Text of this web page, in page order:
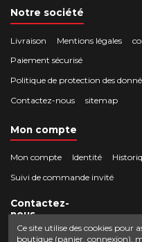
Notre société
Livraison Mentions légales
Paiement sécurisé
Politique de protection des
Contactez-nous
sitemap
Mon compte
Mon compte Identité
Suivi de commande invité
Contactez-
nous
Crocbois-motoculture.com
Ce site utilise des cookies pour
boutique (panier, connexion),